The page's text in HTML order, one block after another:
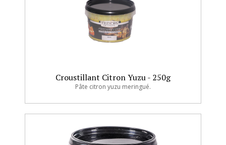
Croustillant Citron Yuzu - 250g
Pâte citron yuzu meringué.